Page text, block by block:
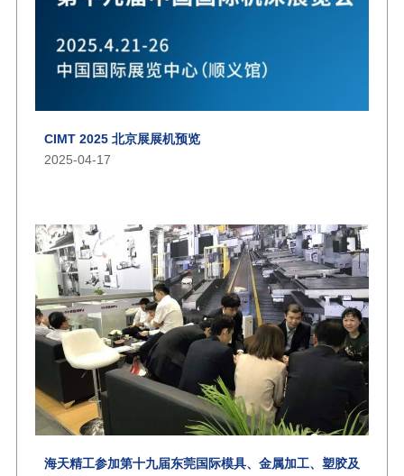
CIMT 2025 北京展展机预览
2025-04-17
海天精工参加第十九届东莞国际模具、金属加工、塑胶及